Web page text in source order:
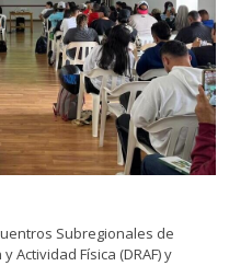
Subregionales de
Actividad Física (DRAF) y